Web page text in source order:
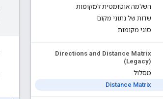
השלמה אוטומטית למקומות
שדות של נתוני מקום
סוגי מקומות
Directions and Distance Matrix
(Legacy)
מסלול
Distance Matrix